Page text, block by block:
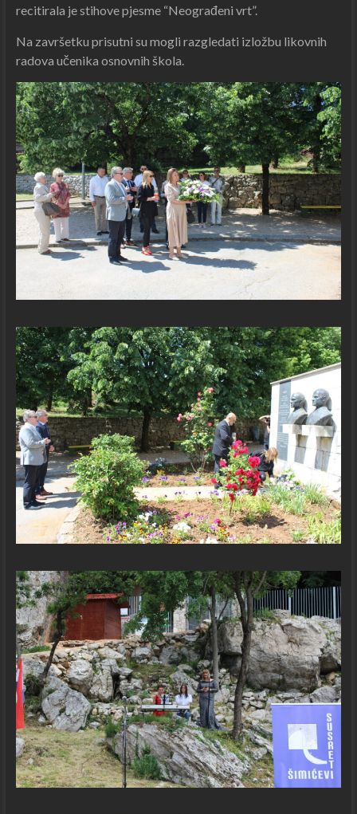
recitirala je stihove pjesme “Neograđeni vrt”.
Na završetku prisutni su mogli razgledati izložbu likovnih
radova učenika osnovnih škola.